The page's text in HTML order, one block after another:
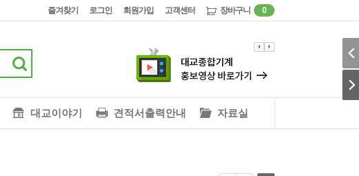
즐겨찾기 로그인 회원가입 고객센터 장바구니 0
대교이야기 견적서출력안내 자료실